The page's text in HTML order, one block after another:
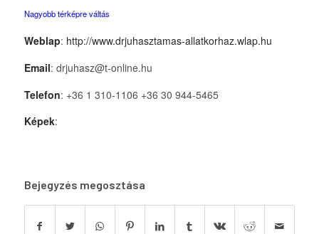
Nagyobb térképre váltás
Weblap: http://www.drjuhasztamas-allatkorhaz.wlap.hu
Email: drjuhasz@t-online.hu
Telefon: +36 1 310-1106 +36 30 944-5465
Képek:
Bejegyzés megosztása